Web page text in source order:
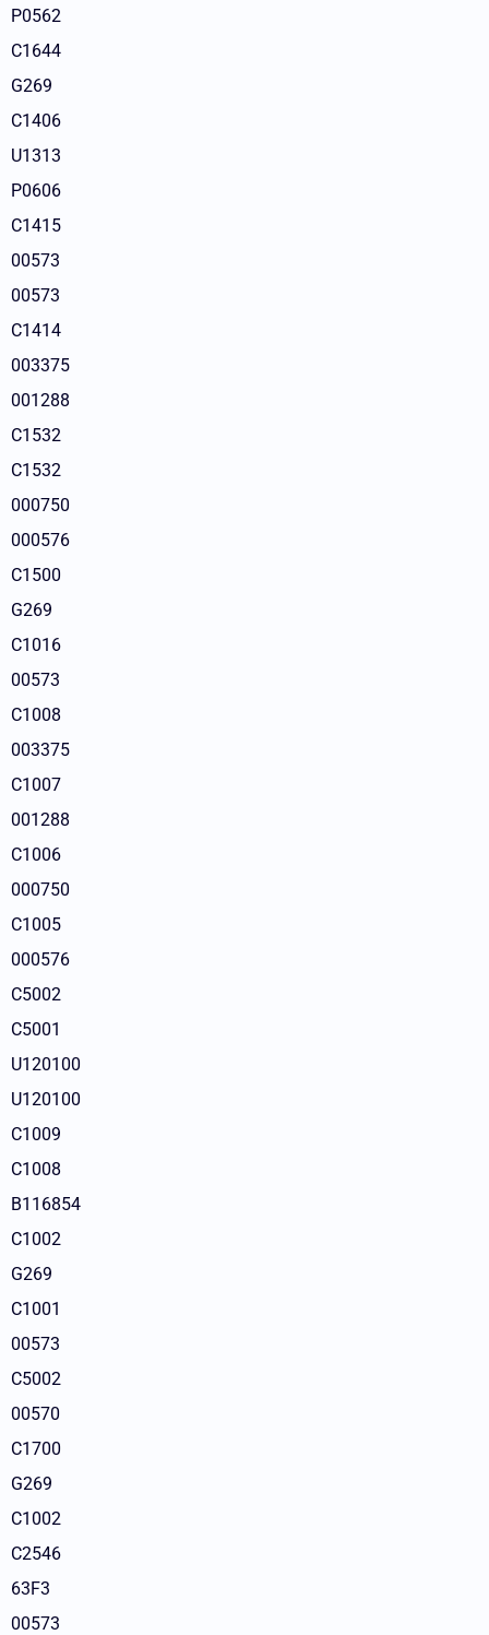
P0562
C1644
G269
C1406
U1313
P0606
C1415
00573
00573
C1414
003375
001288
C1532
C1532
000750
000576
C1500
G269
C1016
00573
C1008
003375
C1007
001288
C1006
000750
C1005
000576
C5002
C5001
U120100
U120100
C1009
C1008
B116854
C1002
G269
C1001
00573
C5002
00570
C1700
G269
C1002
C2546
63F3
00573